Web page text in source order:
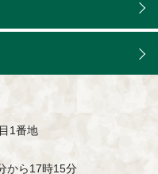
1番地
から17時15分